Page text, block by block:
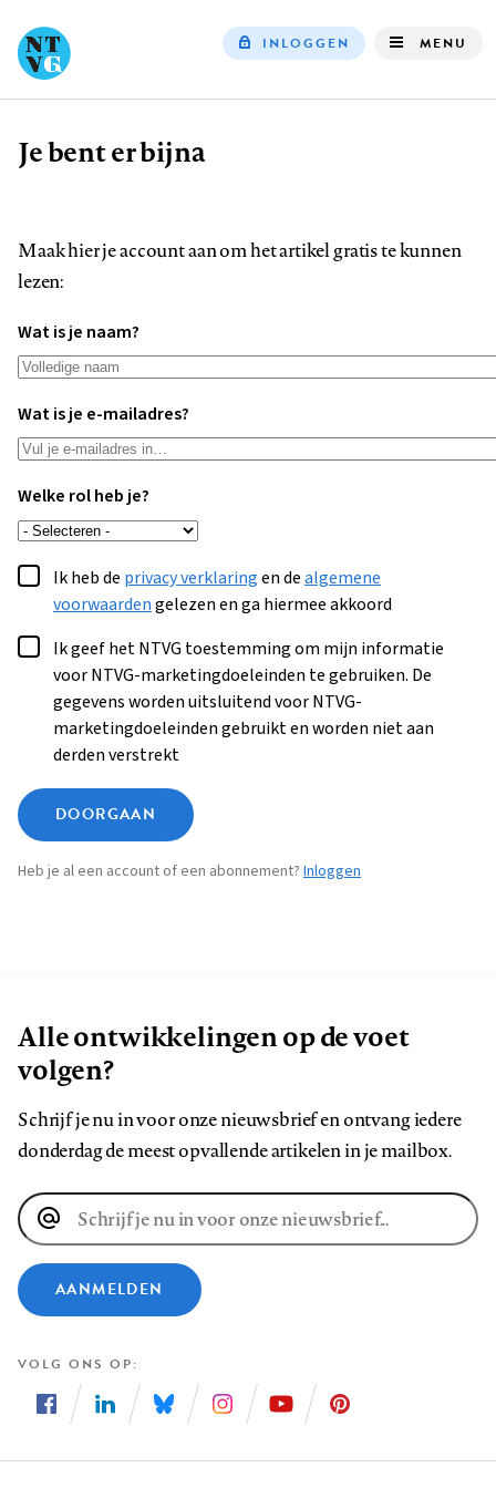
INLOGGEN MENU
Kruimelpad
Je bent er bijna
Maak hier je account aan om het artikel gratis te kunnen
lezen:
Wat is je naam?
Wat is je e-mailadres?
Welke rol heb je?
Ik heb de privacy verklaringen dealgemene
voorwaardengelezen en ga hiermee akkoord
Ik geef het NTVG toestemming om mijn informatie
voor NTVG-marketingdoeleinden te gebruiken. De
gegevens worden uitsluitend voor NTVG-
marketingdoeleinden gebruikt en worden niet aan
derden verstrekt
DOORGAAN
Heb je al een account of een abonnement? Inloggen
Alle ontwikkelingen op de voet
volgen?
Schrijf je nu in voor onze nieuwsbrief en ontvang iedere
donderdag de meest opvallende artikelen in je mailbox.
E-
mailadres
AANMELDEN
VOLG ONS OP
ons
ons
ons
ons
ons
ons